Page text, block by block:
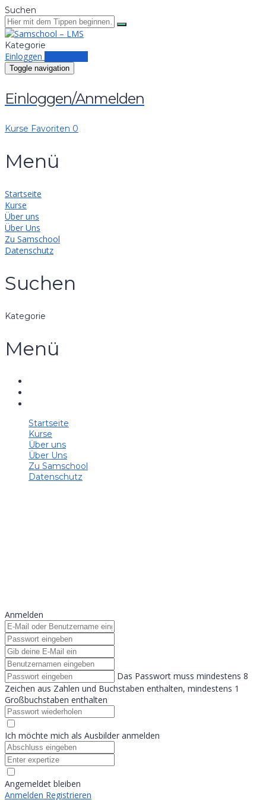
Suchen
Kategorie
Einloggen
Toggle navigation
Einloggen/Anmelden
Kurse Favoriten 0
Menü
Startseite
Kurse
Über uns
Über Uns
Zu Samschool
Datenschutz
Suchen
Kategorie
Menü
Startseite
Kurse
Über uns
Über Uns
Zu Samschool
Datenschutz
Anmelden
Das Passwort muss mindestens 8
Zeichen aus Zahlen und Buchstaben enthalten, mindestens 1
Großbuchstaben enthalten
Ich möchte mich als Ausbilder anmelden
Angemeldet bleiben
Anmelden Registrieren